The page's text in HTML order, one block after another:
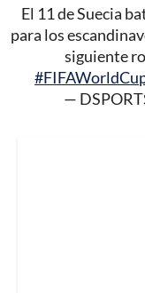
El 11 de Suecia
para los
siguiente
—